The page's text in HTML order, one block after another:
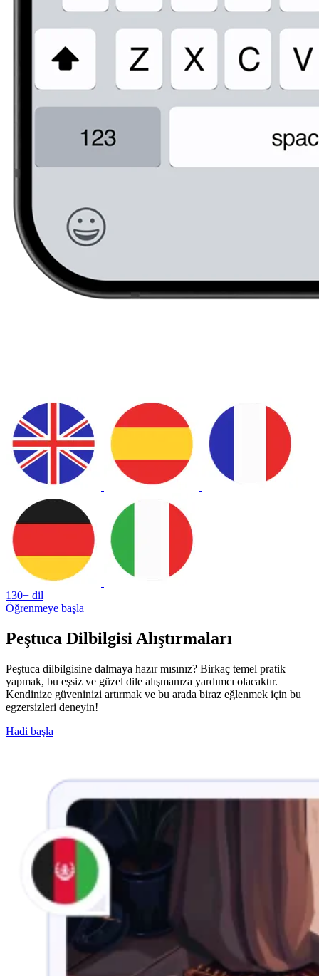
130+ dil
Öğrenmeye başla
Peştuca Dilbilgisi Alıştırmaları
Peştuca dilbilgisine dalmaya hazır mısınız? Birkaç temel pratik
yapmak, bu eşsiz ve güzel dile alışmanıza yardımcı olacaktır.
Kendinize güveninizi artırmak ve bu arada biraz eğlenmek için bu
egzersizleri deneyin!
Hadi başla